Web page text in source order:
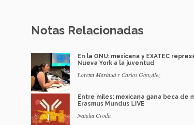
Notas Relacionadas
En la ONU: mexicana y EXATEC
Nueva York a la juventud
Loretta Mariaud y Carlos González
Entre miles: mexicana gana beca de
Erasmus Mundus LIVE
Natalia Croda